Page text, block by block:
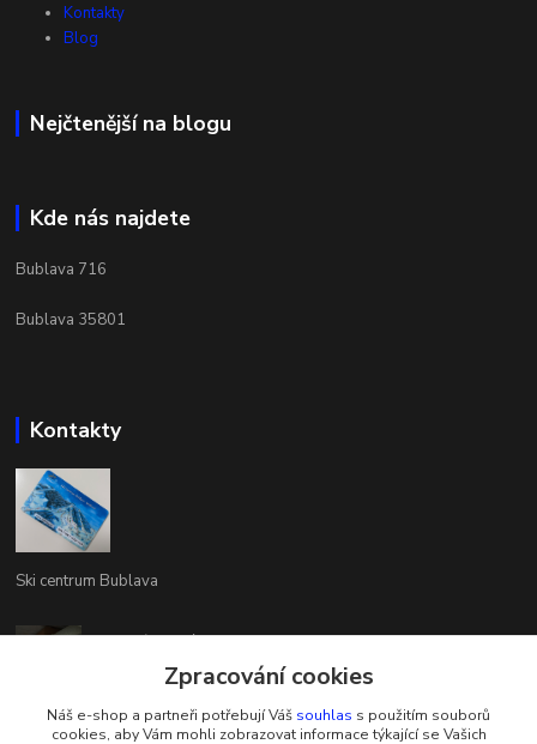
Kontakty
Blog
Nejčtenější na blogu
Kde nás najdete
Bublava 716
Bublava 35801
Kontakty
Ski centrum Bublava
Vladimír Keblúšek
+420602146049
(Po-Pá, 8-16 hod.)Zpracování cookies
Náš e-shop a partneři potřebují Váš souhlas s použitím souborů
cookies, aby Vám mohli zobrazovat informace týkající se Vašich